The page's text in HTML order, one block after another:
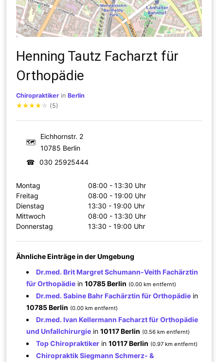
Henning Tautz Facharzt für
Orthopädie
Chiropraktiker inBerlin
★★★★ ☆ (5)
🗺
Eichhornstr. 2
10785 Berlin
☎
030 25925444
Montag
08:00 - 13:30 Uhr
Freitag
08:00 - 19:00 Uhr
Dienstag
13:30 - 19:00 Uhr
Mittwoch
08:00 - 13:30 Uhr
Donnerstag
13:30 - 19:00 Uhr
Ähnliche Einträge in der Umgebung
Dr.med. Brit Margret Schumann-Veith Fachärztin
für Orthopädie in10785 Berlin (0.00 km entfernt)
Dr.med. Sabine Bahr Fachärztin für Orthopädie in
10785 Berlin (0.00 km entfernt)
Dr.med. Ivan Kellermann Facharzt für Orthopädie
und Unfallchirurgie in10117 Berlin (0.56 km entfernt)
Top Chiropraktiker in10117 Berlin (0.97 km entfernt)
Chiropraktik Siegmann Schmerz- &